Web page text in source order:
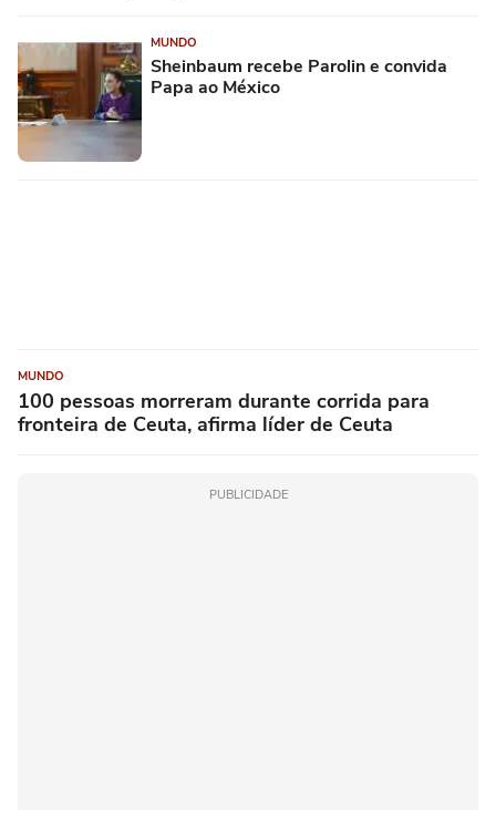
MUNDO
Sheinbaum recebe Parolin e convida
Papa ao México
MUNDO
100 pessoas morreram durante corrida para
fronteira de Ceuta, afirma líder de Ceuta
PUBLICIDADE